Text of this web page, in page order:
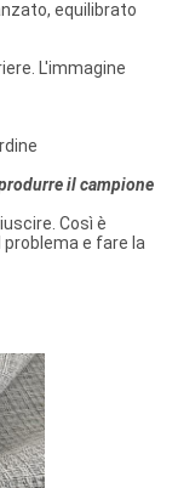
equilibrato
L'immagine
il campione
Così è
e fare la